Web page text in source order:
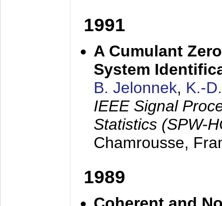
1991
A Cumulant
System
B. Jelonnek, K.-
IEEE Signal
Statistics (SPW-
Chamrousse,
1989